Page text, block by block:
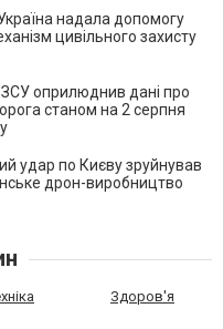
надала допомогу
цивільного захисту
оприлюднив дані про
станом на 2 серпня
удар по Києву зруйнував
дрон-виробництво
Здоров'я